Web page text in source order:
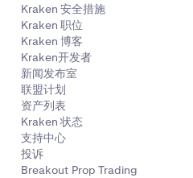
Kraken 安全措施
Kraken 职位
Kraken 博客
Kraken开发者
新闻发布室
联盟计划
资产列表
Kraken 状态
支持中心
投诉
Breakout Prop Trading